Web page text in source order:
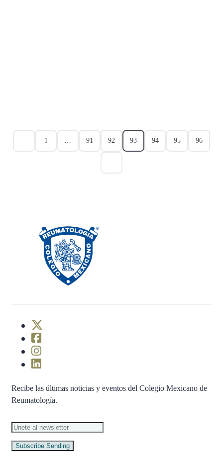
1 91 92 93 94 95 96
Recibe las últimas noticias y eventos del Colegio Mexicano de
Reumatología.
Subscribe Sending